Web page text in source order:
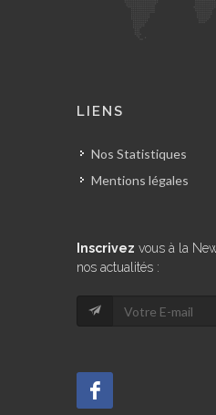
LIENS
Nos Statistiques
Mentions légales
Inscrivez vous à la
nos actualités :